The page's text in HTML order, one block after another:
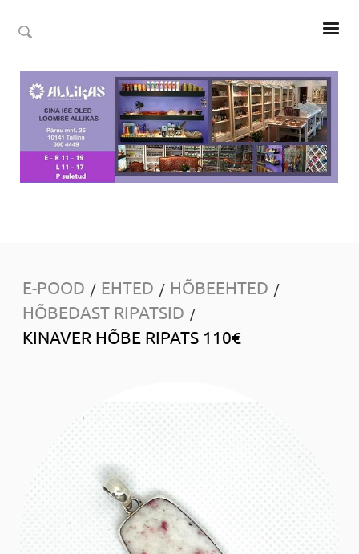
E-POOD / EHTED / HÕBEEHTED /
HÕBEDAST RIPATSID /
KINAVER HÕBE RIPATS 110€